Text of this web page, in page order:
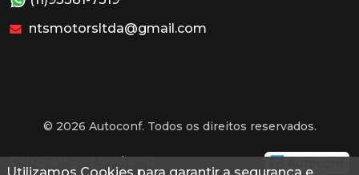
ntsmotorsltda@gmail.com
© 2026 Autoconf. Todos os direitos reservados.